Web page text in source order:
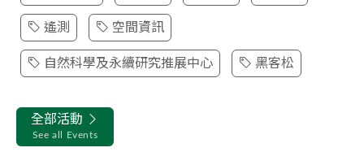
14:00~15:00 專題演講1：個人生活
15:00~16:00 專題演講2：工作環境
座談 17:30~18:00 自由交流＆飯店Check-
空夜談 10/31 （六）第二天議程
（暫） 地點：國際宴會廳 時間 共同議程
09:40~10:40 專題演講3：職涯發展
遙測 空間資訊
自然科學及永續研究推展中心 黑客松
全部活動
See all Events